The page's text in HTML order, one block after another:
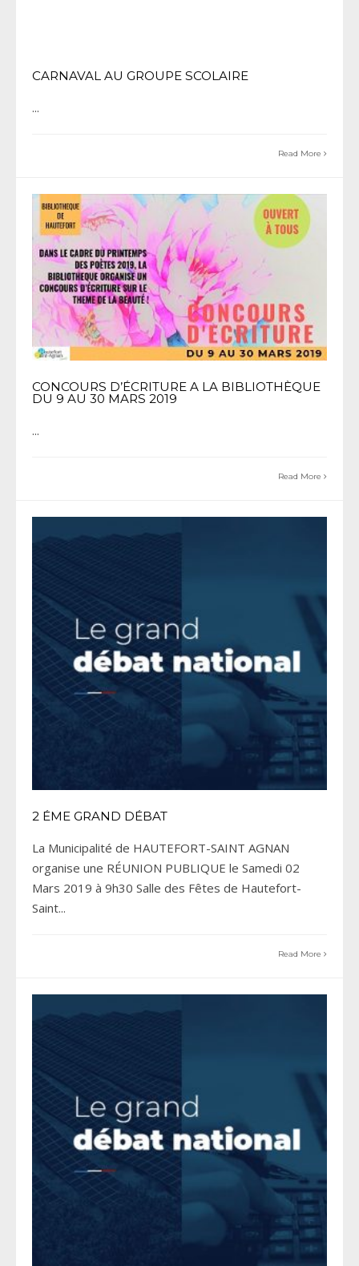
CARNAVAL AU GROUPE SCOLAIRE
...
Read More
CONCOURS D’ÉCRITURE A LA BIBLIOTHÈQUE
DU 9 AU 30 MARS 2019
...
Read More
2 ÉME GRAND DÉBAT
La Municipalité de HAUTEFORT-SAINT AGNAN
organise une RÉUNION PUBLIQUE le Samedi 02
Mars 2019 à 9h30 Salle des Fêtes de Hautefort-
Saint...
Read More